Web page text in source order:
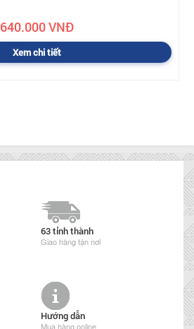
640.000 VNĐ
Xem chi tiết
63 tỉnh thành
Giao hàng tận nơi
Hướng dẫn
Mua hàng online